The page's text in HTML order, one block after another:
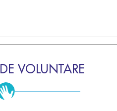
VOLUNTARE